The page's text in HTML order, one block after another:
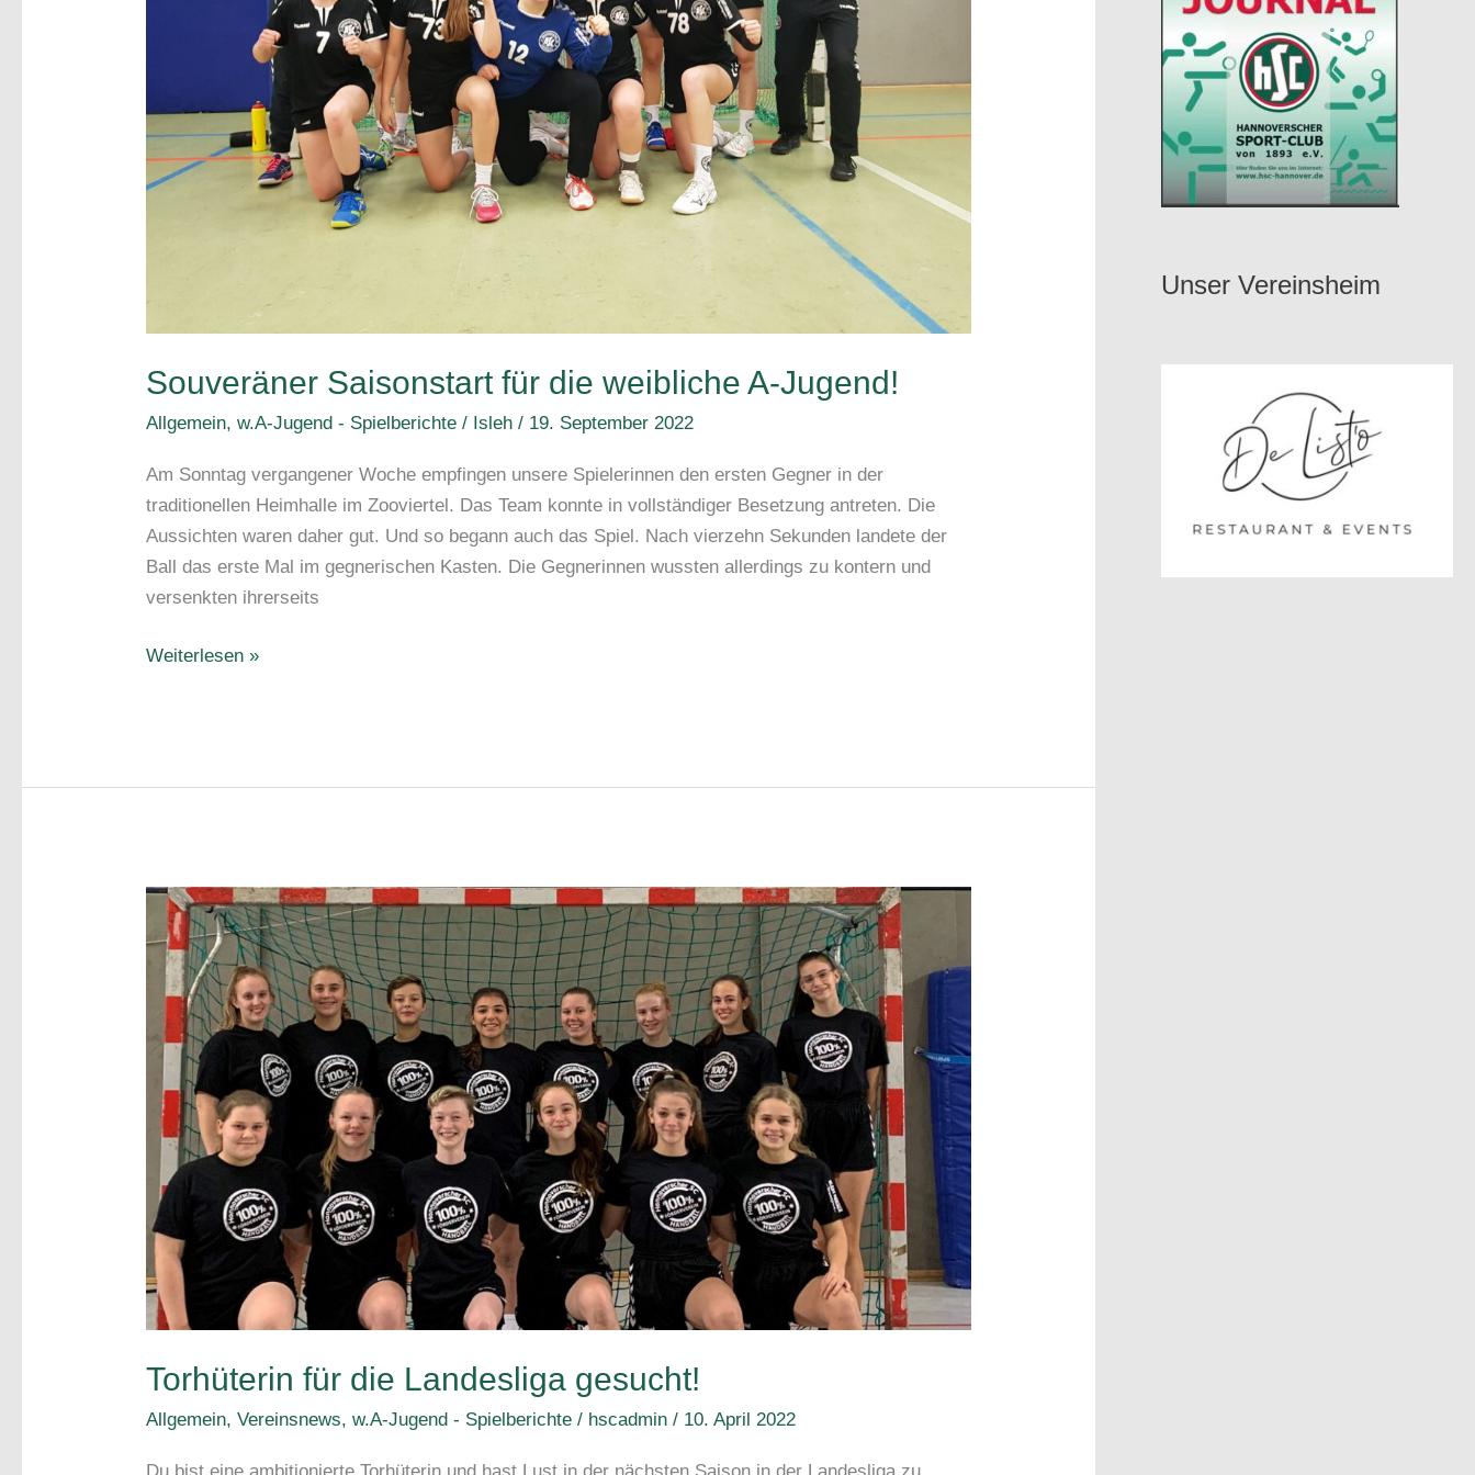
Souveräner Saisonstart für die weibliche A-Jugend!
Allgemein,w.A-Jugend - Spielberichte / Isleh/ 19. September 2022
Am Sonntag vergangener Woche empfingen unsere Spielerinnen den ersten Gegner in der
traditionellen Heimhalle im Zooviertel. Das Team konnte in vollständiger Besetzung antreten. Die
Aussichten waren daher gut. Und so begann auch das Spiel. Nach vierzehn Sekunden landete der
Ball das erste Mal im gegnerischen Kasten. Die Gegnerinnen wussten allerdings zu kontern und
versenkten ihrerseits
Souveräner
Weiterlesen »
Torhüterin für die Landesliga gesucht!
Allgemein,Vereinsnews,w.A-Jugend - Spielberichte / hscadmin/ 10. April 2022
Du bist eine ambitionierte Torhüterin und hast Lust in der nächsten Saison in der Landesliga zu
Unser Vereinsheim